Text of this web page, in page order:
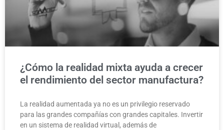
¿Cómo la realidad mixta ayuda a crecer
el rendimiento del sector manufactura?
La realidad aumentada ya no es un privilegio reservado
para las grandes compañías con grandes capitales. Invertir
en un sistema de realidad virtual, además de